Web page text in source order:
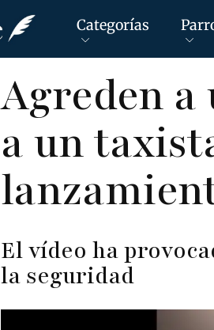
Categorías
Agreden a
a un
El vídeo ha
la seguridad